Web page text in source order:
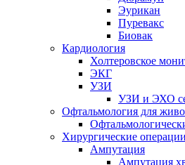
Эурикан
Пуревакс
Биовак
Кардиология
Холтеровское
ЭКГ
УЗИ
УЗИ и ЭХО
Офтальмология для
Хирургические операции
Ампутация
Ампутация